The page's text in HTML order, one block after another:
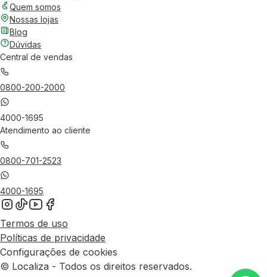
Quem somos
Nossas lojas
Blog
Dúvidas
Central de vendas
0800-200-2000
4000-1695
Atendimento ao cliente
0800-701-2523
4000-1695
Termos de uso
Políticas de privacidade
Configurações de cookies
© Localiza - Todos os direitos reservados.